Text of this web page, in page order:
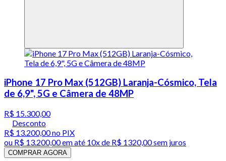
iPhone 17 Pro Max (512GB) Laranja-Cósmico, Tela
de 6,9", 5G e Câmera de 48MP
R$ 15.300,00
Desconto
R$ 13.200,00no PIX
ou R$ 13.200,00em até 10x de R$ 1320,00 sem juros
COMPRAR AGORA